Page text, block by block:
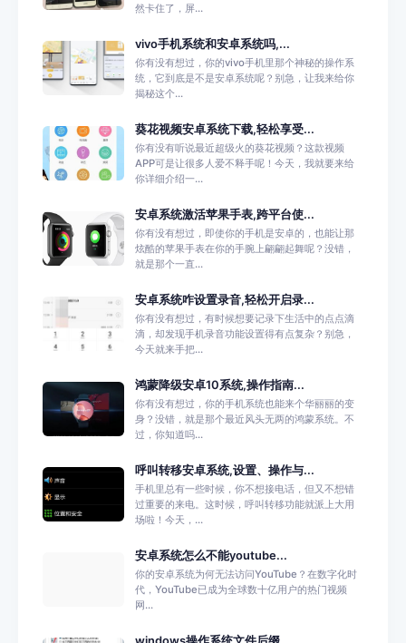
然卡住了，屏...
vivo手机系统和安卓系统吗,...
你有没有想过，你的vivo手机里那个神秘的操作系
统，它到底是不是安卓系统呢？别急，让我来给你
揭秘这个...
葵花视频安卓系统下载,轻松享受...
你有没有听说最近超级火的葵花视频？这款视频
APP可是让很多人爱不释手呢！今天，我就要来给
你详细介绍一...
安卓系统激活苹果手表,跨平台使...
你有没有想过，即使你的手机是安卓的，也能让那
炫酷的苹果手表在你的手腕上翩翩起舞呢？没错，
就是那个一直...
安卓系统咋设置录音,轻松开启录...
你有没有想过，有时候想要记录下生活中的点点滴
滴，却发现手机录音功能设置得有点复杂？别急，
今天就来手把...
鸿蒙降级安卓10系统,操作指南...
你有没有想过，你的手机系统也能来个华丽丽的变
身？没错，就是那个最近风头无两的鸿蒙系统。不
过，你知道吗...
呼叫转移安卓系统,设置、操作与...
手机里总有一些时候，你不想接电话，但又不想错
过重要的来电。这时候，呼叫转移功能就派上大用
场啦！今天，...
安卓系统怎么不能youtube...
你的安卓系统为何无法访问YouTube？在数字化时
代，YouTube已成为全球数十亿用户的热门视频
网...